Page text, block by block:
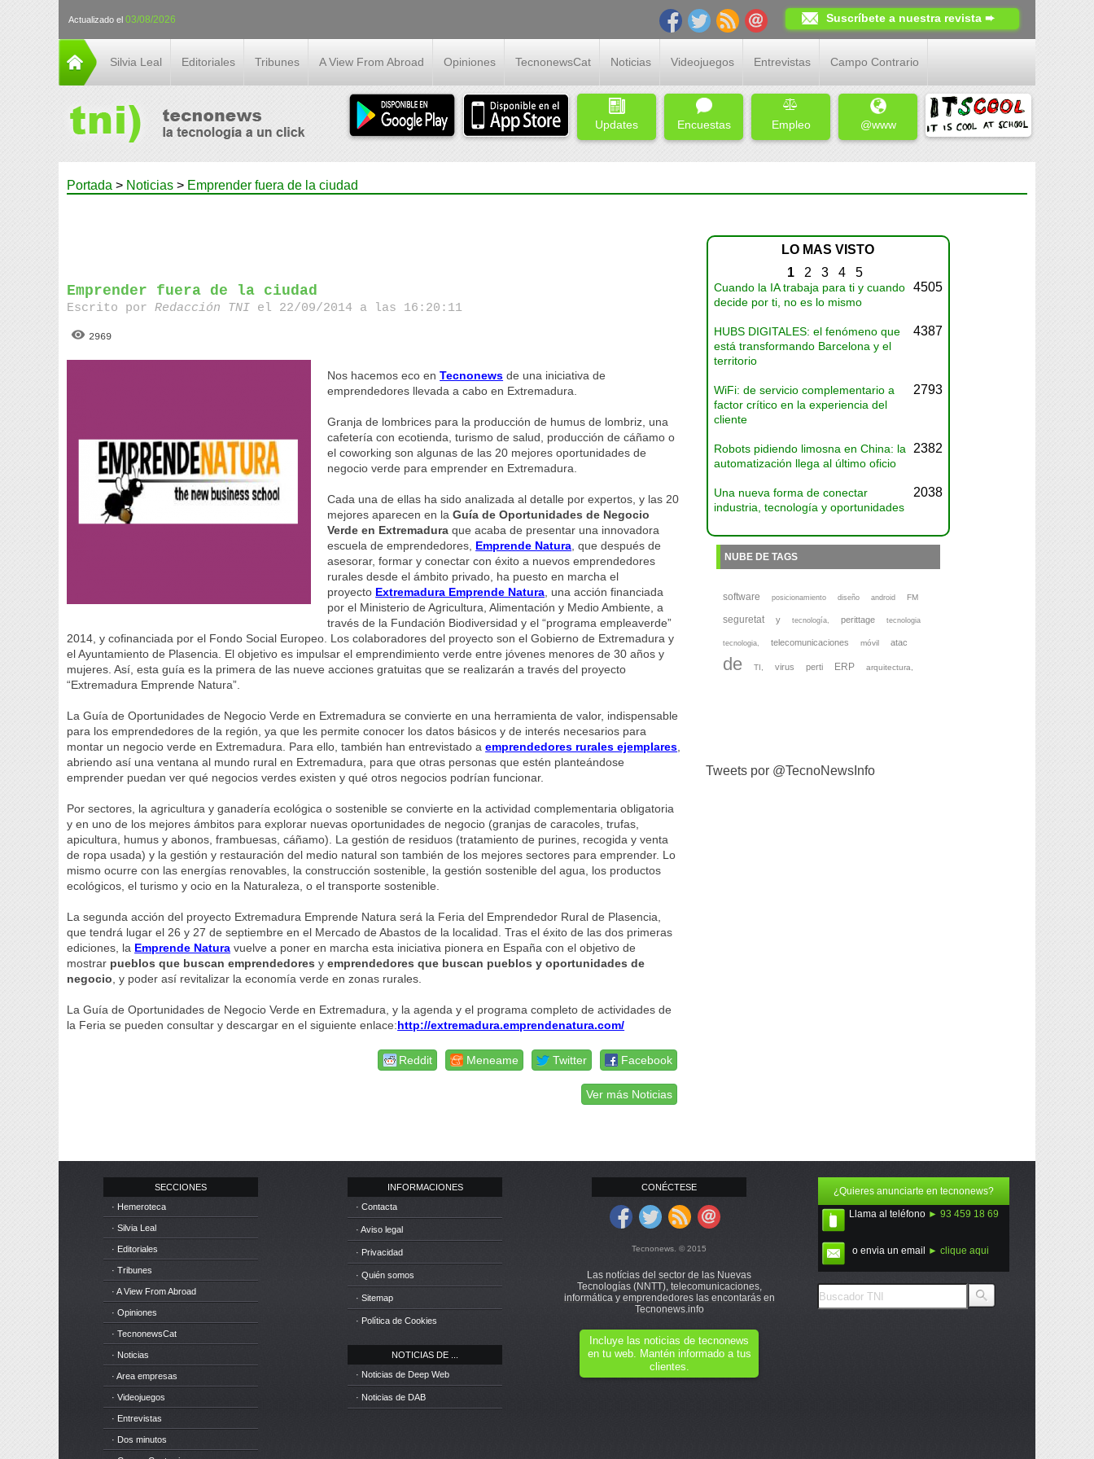
Actualizado el 03/08/2026 Suscríbete a nuestra revista ➨
Silvia Leal Editoriales Tribunes A View From Abroad Opiniones TecnonewsCat Noticias Videojuegos Entrevistas Campo Contrario
Updates Encuestas Empleo @www
Portada > Noticias > Emprender fuera de la ciudad
Emprender fuera de la ciudad
Escrito porRedacción TNI el 22/09/2014 a las 16:20:11
2969
Nos hacemos eco enTecnonews de una iniciativa de
emprendedores llevada a cabo en Extremadura.
Granja de lombrices para la producción de humus de lombriz, una
cafetería con ecotienda, turismo de salud, producción de cáñamo o
el coworking son algunas de las 20 mejores oportunidades de
negocio verde para emprender en Extremadura.
Cada una de ellas ha sido analizada al detalle por expertos, y las 20
mejores aparecen en laGuía de Oportunidades de Negocio
Verde en Extremadura que acaba de presentar una innovadora
escuela de emprendedores, Emprende Natura , que después de
asesorar, formar y conectar con éxito a nuevos emprendedores
rurales desde el ámbito privado, ha puesto en marcha el
proyecto Extremadura Emprende Natura , una acción financiada
por el Ministerio de Agricultura, Alimentación y Medio Ambiente, a
través de la Fundación Biodiversidad y el “programa empleaverde”
2014, y cofinanciada por el Fondo Social Europeo. Los colaboradores del proyecto son el Gobierno de Extremadura y
el Ayuntamiento de Plasencia. El objetivo es impulsar el emprendimiento verde entre jóvenes menores de 30 años y
mujeres. Así, esta guía es la primera de las nueve acciones gratuitas que se realizarán a través del proyecto
“Extremadura Emprende Natura”.
La Guía de Oportunidades de Negocio Verde en Extremadura se convierte en una herramienta de valor, indispensable
para los emprendedores de la región, ya que les permite conocer los datos básicos y de interés necesarios para
montar un negocio verde en Extremadura. Para ello, también han entrevistado aemprendedores rurales ejemplares
abriendo así una ventana al mundo rural en Extremadura, para que otras personas que estén planteándose
emprender puedan ver qué negocios verdes existen y qué otros negocios podrían funcionar.
Por sectores, la agricultura y ganadería ecológica o sostenible se convierte en la actividad complementaria obligatoria
y en uno de los mejores ámbitos para explorar nuevas oportunidades de negocio (granjas de caracoles, trufas,
apicultura, humus y abonos, frambuesas, cáñamo). La gestión de residuos (tratamiento de purines, recogida y venta
de ropa usada) y la gestión y restauración del medio natural son también de los mejores sectores para emprender. Lo
mismo ocurre con las energías renovables, la construcción sostenible, la gestión sostenible del agua, los productos
ecológicos, el turismo y ocio en la Naturaleza, o el transporte sostenible.
La segunda acción del proyecto Extremadura Emprende Natura será la Feria del Emprendedor Rural de Plasencia,
que tendrá lugar el 26 y 27 de septiembre en el Mercado de Abastos de la localidad. Tras el éxito de las dos primeras
ediciones, la Emprende Natura vuelve a poner en marcha esta iniciativa pionera en España con el objetivo de
mostrar pueblos que buscan emprendedores yemprendedores que buscan pueblos y oportunidades de
negocio , y poder así revitalizar la economía verde en zonas rurales.
La Guía de Oportunidades de Negocio Verde en Extremadura, y la agenda y el programa completo de actividades de
la Feria se pueden consultar y descargar en el siguiente enlace:http://extremadura.emprendenatura.com/
Facebook
Twitter
Meneame
Reddit
Ver más Noticias
LO MAS VISTO
1 2 3 4 5
Cuando la IA trabaja para ti y cuando
decide por ti, no es lo mismo
4505
HUBS DIGITALES: el fenómeno que
está transformando Barcelona y el
territorio
4387
WiFi: de servicio complementario a
factor crítico en la experiencia del
cliente
2793
Robots pidiendo limosna en China: la
automatización llega al último oficio
2382
Una nueva forma de conectar
industria, tecnología y oportunidades
2038
NUBE DE TAGS
software posicionamiento diseño android FM
seguretat y tecnología, perittage tecnologia
tecnologia, telecomunicaciones móvil atac
de TI, virus perti ERP arquitectura,
Tweets por @TecnoNewsInfo
SECCIONES
· Hemeroteca
· Silvia Leal
· Editoriales
· Tribunes
· A View From Abroad
· Opiniones
· TecnonewsCat
· Noticias
· Area empresas
· Videojuegos
· Entrevistas
· Dos minutos
INFORMACIONES
· Contacta
· Aviso legal
· Privacidad
· Quién somos
· Sitemap
· Política de Cookies
NOTICIAS DE ...
· Noticias de Deep Web
· Noticias de DAB
CONÉCTESE
Tecnonews. © 2015
Las notícias del sector de las Nuevas
Tecnologías (NNTT), telecomunicaciones,
informática y emprendedores las encontarás en
Tecnonews.info
Incluye las noticias de tecnonews
en tu web. Mantén informado a tus
clientes.
¿Quieres anunciarte en tecnonews?
Llama al teléfono ► 93 459 18 69
o envia un email ► clique aqui